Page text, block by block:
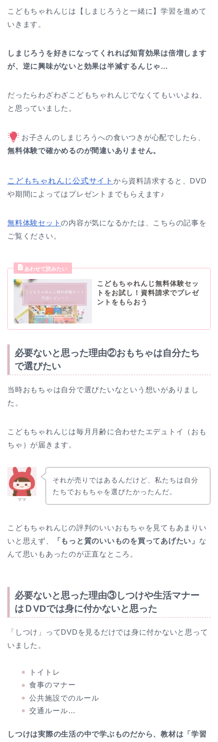
こどもちゃれんじは【しまじろうと一緒に】学習を進めて
いきます。
しまじろうを好きになってくれれば知育効果は倍増します
が、逆に興味がないと効果は半減するんじゃ…
だったらわざわざこどもちゃれんじでなくてもいいよね、
と思っていました。
お子さんのしまじろうへの食いつきが心配でしたら、
無料体験で確かめるのが間違いありません。
こどもちゃれんじ公式サイト から資料請求すると、DVD
や期間によってはプレゼントまでもらえます♪
無料体験セットの内容が気になるかたは、こちらの記事を
ご覧ください。
こどもちゃれんじ無料体験セッ
トをお試し！資料請求でプレゼ
ントをもらおう
必要ないと思った理由②おもちゃは自分たち
で選びたい
当時おもちゃは自分で選びたいなという想いがありまし
た。
こどもちゃれんじは毎月月齢に合わせたエデュトイ（おも
ちゃ）が届きます。
ママ
それが売りではあるんだけど、私たちは自分
たちでおもちゃを選びたかったんだ。
こどもちゃれんじの評判のいいおもちゃを見てもあまりい
いと思えず、
「もっと質のいいものを買ってあげたい」 な
んて思いもあったのが正直なところ。
必要ないと思った理由③しつけや生活マナー
はＤVDでは身に付かないと思った
「しつけ」ってDVDを見るだけでは身に付かないと思って
いました。
トイトレ
食事のマナー
公共施設でのルール
交通ルール…
しつけは実際の生活の中で学ぶものだから、教材は「学習